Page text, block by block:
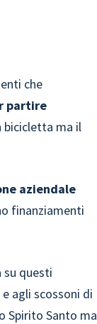
che
partire
bicicletta ma il
aziendale
finanziamenti
su questi
agli scossoni di
Spirito Santo ma